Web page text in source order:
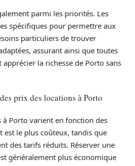
parmi les priorités. Les
spécifiques pour permettre aux
particuliers de trouver
assurant ainsi que toutes
apprécier la richesse de Porto sans
prix des locations à Porto
à Porto varient en fonction des
est le plus coûteux, tandis que
des tarifs réduits. Réserver une
généralement plus économique